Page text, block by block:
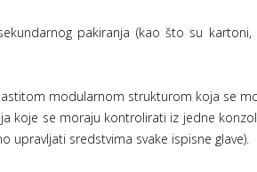
pakiranja (kao što su kartoni,
modularnom strukturom koja se
koje se moraju kontrolirati iz jedne
upravljati sredstvima svake ispisne glave).